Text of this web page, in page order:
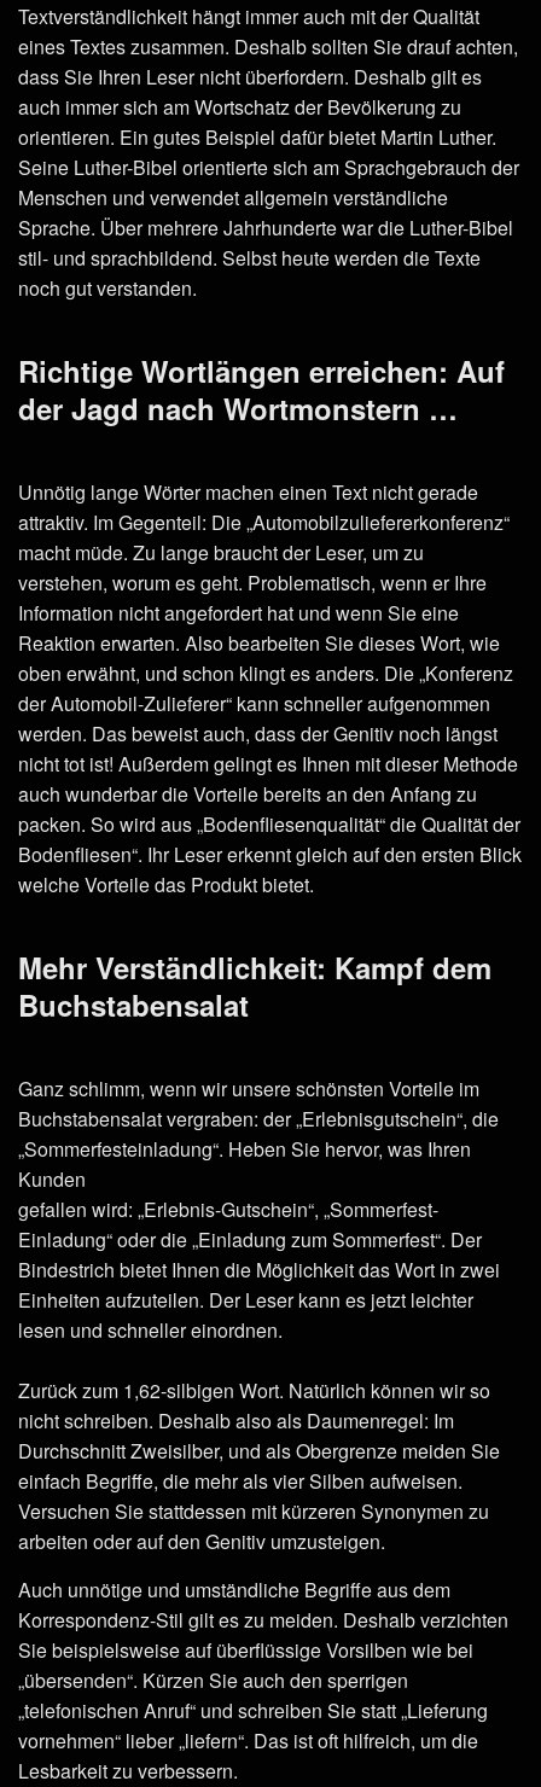
Textverständlichkeit hängt immer auch mit der Qualität
eines Textes zusammen. Deshalb sollten Sie drauf achten,
dass Sie Ihren Leser nicht überfordern. Deshalb gilt es
auch immer sich am Wortschatz der Bevölkerung zu
orientieren. Ein gutes Beispiel dafür bietet Martin Luther.
Seine Luther-Bibel orientierte sich am Sprachgebrauch der
Menschen und verwendet allgemein verständliche
Sprache. Über mehrere Jahrhunderte war die Luther-Bibel
stil- und sprachbildend. Selbst heute werden die Texte
noch gut verstanden.
Richtige Wortlängen erreichen: Auf
der Jagd nach Wortmonstern …
Unnötig lange Wörter machen einen Text nicht gerade
attraktiv. Im Gegenteil: Die „Automobilzuliefererkonferenz“
macht müde. Zu lange braucht der Leser, um zu
verstehen, worum es geht. Problematisch, wenn er Ihre
Information nicht angefordert hat und wenn Sie eine
Reaktion erwarten. Also bearbeiten Sie dieses Wort, wie
oben erwähnt, und schon klingt es anders. Die „Konferenz
der Automobil-Zulieferer“ kann schneller aufgenommen
werden. Das beweist auch, dass der Genitiv noch längst
nicht tot ist! Außerdem gelingt es Ihnen mit dieser Methode
auch wunderbar die Vorteile bereits an den Anfang zu
packen. So wird aus „Bodenfliesenqualität“ die Qualität der
Bodenfliesen“. Ihr Leser erkennt gleich auf den ersten Blick
welche Vorteile das Produkt bietet.
Mehr Verständlichkeit: Kampf dem
Buchstabensalat
Ganz schlimm, wenn wir unsere schönsten Vorteile im
Buchstabensalat vergraben: der „Erlebnisgutschein“, die
„Sommerfesteinladung“. Heben Sie hervor, was Ihren
Kunden
gefallen wird: „Erlebnis-Gutschein“, „Sommerfest-
Einladung“ oder die „Einladung zum Sommerfest“. Der
Bindestrich bietet Ihnen die Möglichkeit das Wort in zwei
Einheiten aufzuteilen. Der Leser kann es jetzt leichter
lesen und schneller einordnen.
Zurück zum 1,62-silbigen Wort. Natürlich können wir so
nicht schreiben. Deshalb also als Daumenregel: Im
Durchschnitt Zweisilber, und als Obergrenze meiden Sie
einfach Begriffe, die mehr als vier Silben aufweisen.
Versuchen Sie stattdessen mit kürzeren Synonymen zu
arbeiten oder auf den Genitiv umzusteigen.
Auch unnötige und umständliche Begriffe aus dem
Korrespondenz-Stil gilt es zu meiden. Deshalb verzichten
Sie beispielsweise auf überflüssige Vorsilben wie bei
„übersenden“. Kürzen Sie auch den sperrigen
„telefonischen Anruf“ und schreiben Sie statt „Lieferung
vornehmen“ lieber „liefern“. Das ist oft hilfreich, um die
Lesbarkeit zu verbessern.